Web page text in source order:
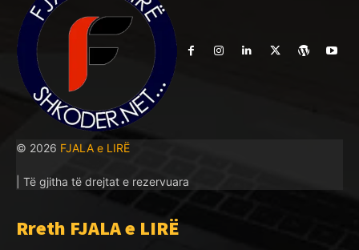
© 2026 FJALA e LIRË
| Të gjitha të drejtat e rezervuara
Rreth FJALA e LIRË